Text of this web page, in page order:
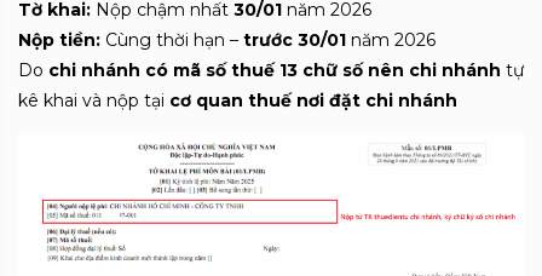
Tờ khai: Nộp chậm nhất 30/01 năm 2026
Nộp tiền: Cùng thời hạn – trước 30/01 năm 2026
Do chi nhánh có mã số thuế 13 chữ số nên chi nhánh tự
kê khai và nộp tại cơ quan thuế nơi đặt chi nhánh